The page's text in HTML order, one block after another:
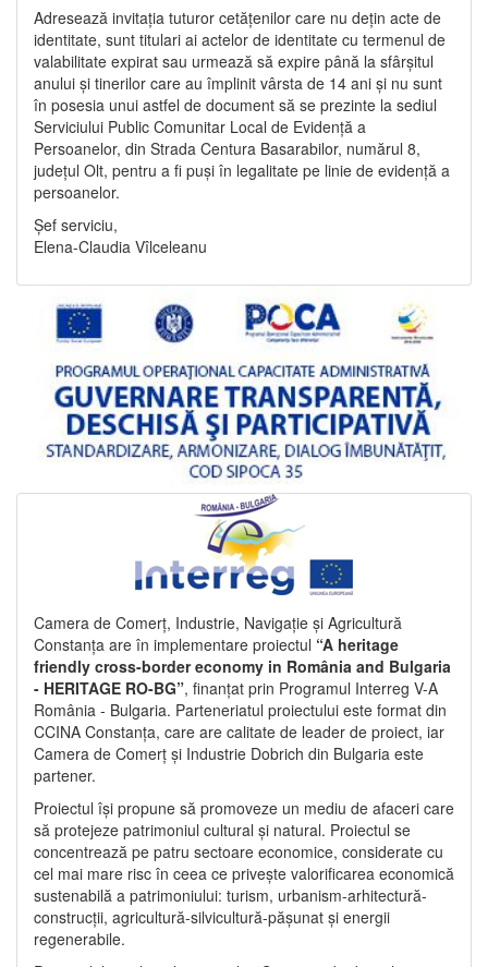
Adresează invitația tuturor cetățenilor care nu dețin acte de
identitate, sunt titulari ai actelor de identitate cu termenul de
valabilitate expirat sau urmează să expire până la sfârșitul
anului și tinerilor care au împlinit vârsta de 14 ani și nu sunt
în posesia unui astfel de document să se prezinte la sediul
Serviciului Public Comunitar Local de Evidență a
Persoanelor, din Strada Centura Basarabilor, numărul 8,
județul Olt, pentru a fi puși în legalitate pe linie de evidență a
persoanelor.
Șef serviciu,
Elena-Claudia Vîlceleanu
Camera de Comerț, Industrie, Navigație și Agricultură
Constanța are în implementare proiectul “A heritage
friendly cross-border economy in România and Bulgaria
- HERITAGE RO-BG”, finanțat prin Programul Interreg V-A
România - Bulgaria. Parteneriatul proiectului este format din
CCINA Constanța, care are calitate de leader de proiect, iar
Camera de Comerț și Industrie Dobrich din Bulgaria este
partener.
Proiectul își propune să promoveze un mediu de afaceri care
să protejeze patrimoniul cultural și natural. Proiectul se
concentrează pe patru sectoare economice, considerate cu
cel mai mare risc în ceea ce privește valorificarea economică
sustenabilă a patrimoniului: turism, urbanism-arhitectură-
construcții, agricultură-silvicultură-pășunat și energii
regenerabile.